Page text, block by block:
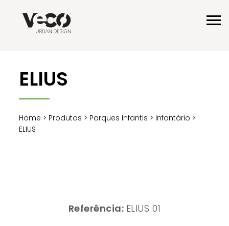
ELIUS
Home > Produtos > Parques Infantis > Infantário >
ELIUS
Referência: ELIUS 01